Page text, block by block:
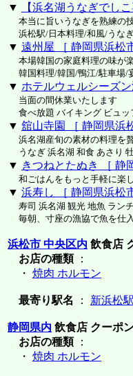
▼ 【浜名湖うなぎでし
本当に旨いうなぎを熟練の技
浜松駅/日本料理/和風/うな
▼ 遠州屋 ［ 静岡県浜松
本場韓国の家庭料理の味が
韓国料理/韓国/鴨江/駐車場/
▼ ホテルウェルシーズ
当面の間休業いたします
食べ放題 バイキング ビュッ
▼ 舘山寺園 ［ 静岡県浜
浜名湖産旬の素材の料理を
うなぎ 浜名湖 和食 あさり
▼ きつねとたぬき ［ 静
和ごはんをもっと手軽に楽
▼ 浜寿し ［ 静岡県浜松
寿司 浜名湖 観光 地魚 ラン
毎朝、寸座の漁協で魚を仕
浜松市 中央区内 飲食店
お店の種類：
・ 焼肉 ホルモン
最寄り駅名 ： 新浜松駅
静岡県内 飲食店 クーポ
お店の種類：
・ 焼肉 ホルモン